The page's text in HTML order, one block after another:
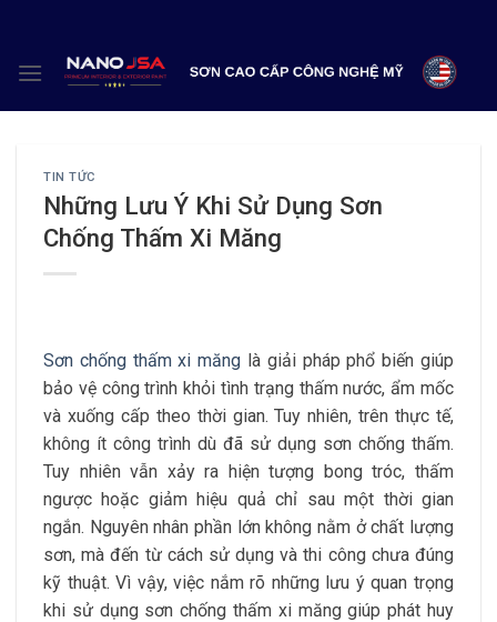
content
TIN TỨC
Những Lưu Ý Khi Sử Dụng Sơn
Chống Thấm Xi Măng
Sơn chống thấm xi măng là giải pháp phổ biến giúp
bảo vệ công trình khỏi tình trạng thấm nước, ẩm mốc
và xuống cấp theo thời gian. Tuy nhiên, trên thực tế,
không ít công trình dù đã sử dụng sơn chống thấm.
Tuy nhiên vẫn xảy ra hiện tượng bong tróc, thấm
ngược hoặc giảm hiệu quả chỉ sau một thời gian
ngắn. Nguyên nhân phần lớn không nằm ở chất lượng
sơn, mà đến từ cách sử dụng và thi công chưa đúng
kỹ thuật. Vì vậy, việc nắm rõ những lưu ý quan trọng
khi sử dụng sơn chống thấm xi măng giúp phát huy